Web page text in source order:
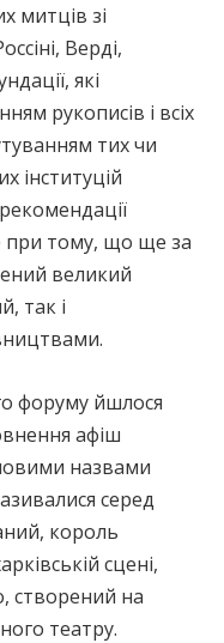
митців зі
Верді,
які
рукописів і всіх
тих чи
інституцій
при тому, що ще за
великий
так і
форуму йшлося
афіш
назвами
серед
король
сцені,
створений на
театру.